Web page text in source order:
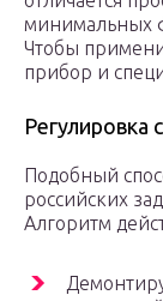
минимальных
Чтобы
прибор и
Подобный
российских
Алгоритм